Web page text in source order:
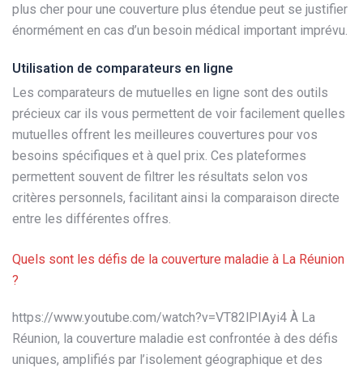
plus cher pour une couverture plus étendue peut se justifier
énormément en cas d’un besoin médical important imprévu.
Utilisation de comparateurs en ligne
Les comparateurs de mutuelles en ligne sont des outils
précieux car ils vous permettent de voir facilement quelles
mutuelles offrent les meilleures couvertures pour vos
besoins spécifiques et à quel prix. Ces plateformes
permettent souvent de filtrer les résultats selon vos
critères personnels, facilitant ainsi la comparaison directe
entre les différentes offres.
Quels sont les défis de la couverture maladie à La Réunion
?
https://www.youtube.com/watch?v=VT82lPIAyi4 À La
Réunion, la couverture maladie est confrontée à des défis
uniques, amplifiés par l’isolement géographique et des